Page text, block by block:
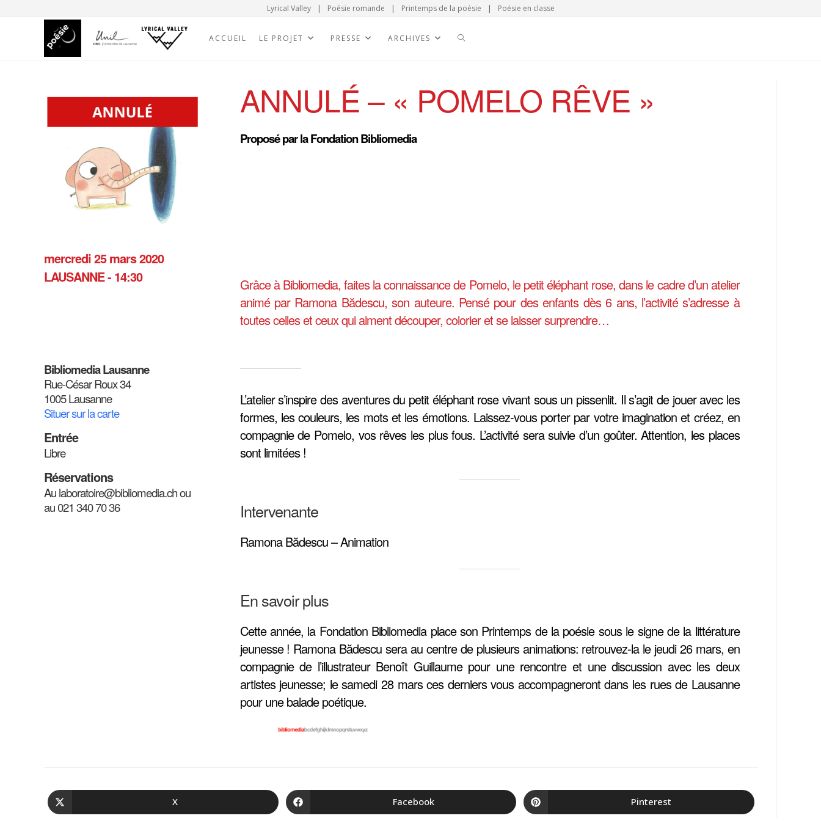
Lyrical Valley | Poésie romande | Printemps de la poésie | Poésie en classe
ACCUEIL LE PROJET PRESSE ARCHIVES
mercredi 25 mars 2020
LAUSANNE - 14:30
Bibliomedia Lausanne
Rue-César Roux 34
1005 Lausanne
Situer sur la carte
Entrée
Libre
Réservations
Au laboratoire@bibliomedia.ch ou
au 021 340 70 36
ANNULÉ – « POMELO RÊVE »
Proposé par la Fondation Bibliomedia
Grâce à Bibliomedia, faites la connaissance de Pomelo, le petit éléphant rose, dans le cadre d’un atelier
animé par Ramona Bădescu, son auteure. Pensé pour des enfants dès 6 ans, l’activité s’adresse à
toutes celles et ceux qui aiment découper, colorier et se laisser surprendre…
L’atelier s’inspire des aventures du petit éléphant rose vivant sous un pissenlit. Il s’agit de jouer avec les
formes, les couleurs, les mots et les émotions. Laissez-vous porter par votre imagination et créez, en
compagnie de Pomelo, vos rêves les plus fous. L’activité sera suivie d’un goûter. Attention, les places
sont limitées !
Intervenante
Ramona Bădescu – Animation
En savoir plus
Cette année, la Fondation Bibliomedia place son Printemps de la poésie sous le signe de la littérature
jeunesse ! Ramona Bădescu sera au centre de plusieurs animations: retrouvez-la le jeudi 26 mars, en
compagnie de l’illustrateur Benoît Guillaume pour une rencontre et une discussion avec les deux
artistes jeunesse; le samedi 28 mars ces derniers vous accompagneront dans les rues de Lausanne
pour une balade poétique.
X Facebook Pinterest